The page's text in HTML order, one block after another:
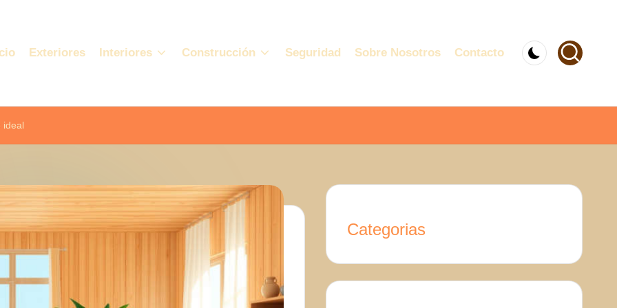
Exteriores Interiores Construcción Seguridad Sobre Nosotros Contacto
ideal
Categorias